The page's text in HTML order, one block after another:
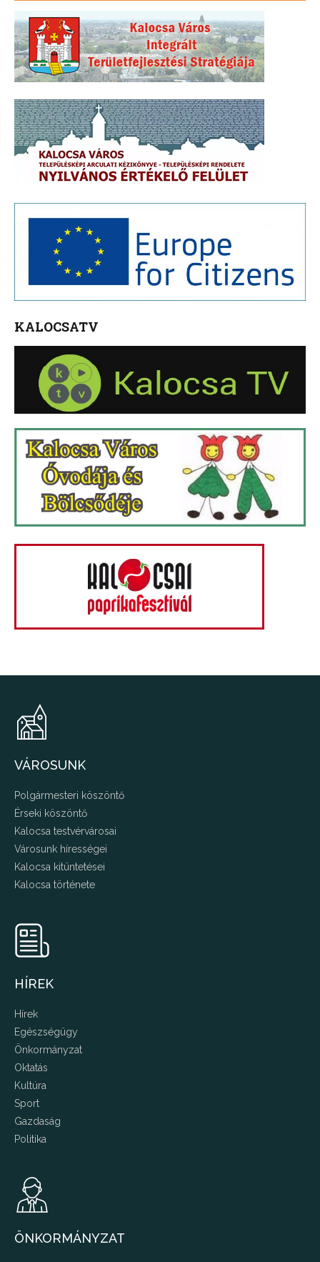
KALOCSATV
VÁROSUNK
Polgármesteri köszöntő
Érseki köszöntő
Kalocsa testvérvárosai
Városunk hírességei
Kalocsa kitüntetései
Kalocsa története
HÍREK
Hírek
Egészségügy
Önkormányzat
Oktatás
Kultúra
Sport
Gazdaság
Politika
ÖNKORMÁNYZAT